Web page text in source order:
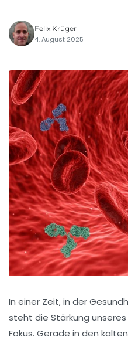
Felix Krüger
4. August 2025
In einer Zeit, in der
steht die Stärkung
Fokus. Gerade in den